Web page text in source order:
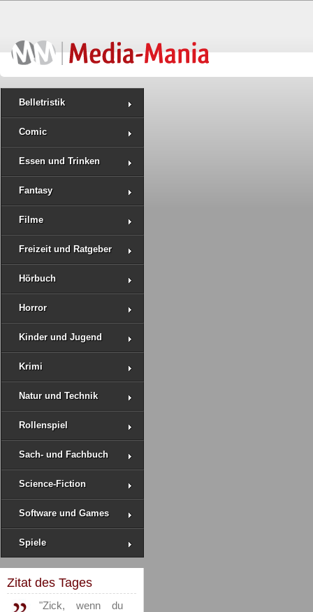
Belletristik
Comic
Essen und Trinken
Fantasy
Filme
Freizeit und Ratgeber
Hörbuch
Horror
Kinder und Jugend
Krimi
Natur und Technik
Rollenspiel
Sach- und Fachbuch
Science-Fiction
Software und Games
Spiele
Zitat des Tages
"Zick, wenn du